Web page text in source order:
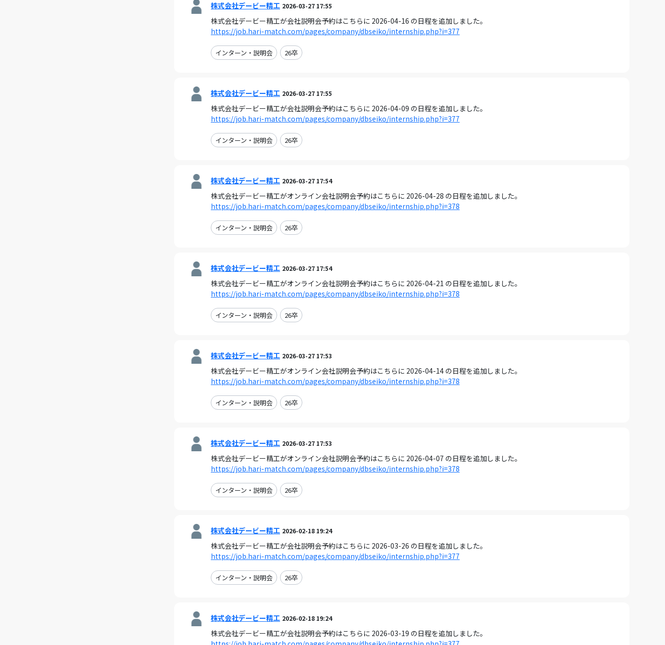
株式会社デービー精工 2026-03-27 17:55
株式会社デービー精工が会社説明会予約はこちらに 2026-04-16 の日程を追加しました。
https://job.hari-match.com/pages/company/dbseiko/internship.php?i=377
インターン・説明会 26卒
株式会社デービー精工 2026-03-27 17:55
株式会社デービー精工が会社説明会予約はこちらに 2026-04-09 の日程を追加しました。
https://job.hari-match.com/pages/company/dbseiko/internship.php?i=377
インターン・説明会 26卒
株式会社デービー精工 2026-03-27 17:54
株式会社デービー精工がオンライン会社説明会予約はこちらに 2026-04-28 の日程を追加しました。
https://job.hari-match.com/pages/company/dbseiko/internship.php?i=378
インターン・説明会 26卒
株式会社デービー精工 2026-03-27 17:54
株式会社デービー精工がオンライン会社説明会予約はこちらに 2026-04-21 の日程を追加しました。
https://job.hari-match.com/pages/company/dbseiko/internship.php?i=378
インターン・説明会 26卒
株式会社デービー精工 2026-03-27 17:53
株式会社デービー精工がオンライン会社説明会予約はこちらに 2026-04-14 の日程を追加しました。
https://job.hari-match.com/pages/company/dbseiko/internship.php?i=378
インターン・説明会 26卒
株式会社デービー精工 2026-03-27 17:53
株式会社デービー精工がオンライン会社説明会予約はこちらに 2026-04-07 の日程を追加しました。
https://job.hari-match.com/pages/company/dbseiko/internship.php?i=378
インターン・説明会 26卒
株式会社デービー精工 2026-02-18 19:24
株式会社デービー精工が会社説明会予約はこちらに 2026-03-26 の日程を追加しました。
https://job.hari-match.com/pages/company/dbseiko/internship.php?i=377
インターン・説明会 26卒
株式会社デービー精工 2026-02-18 19:24
株式会社デービー精工が会社説明会予約はこちらに 2026-03-19 の日程を追加しました。